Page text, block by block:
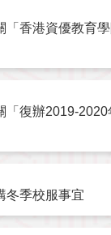
「香港資優教育
「復辦2019-
冬季校服事宜